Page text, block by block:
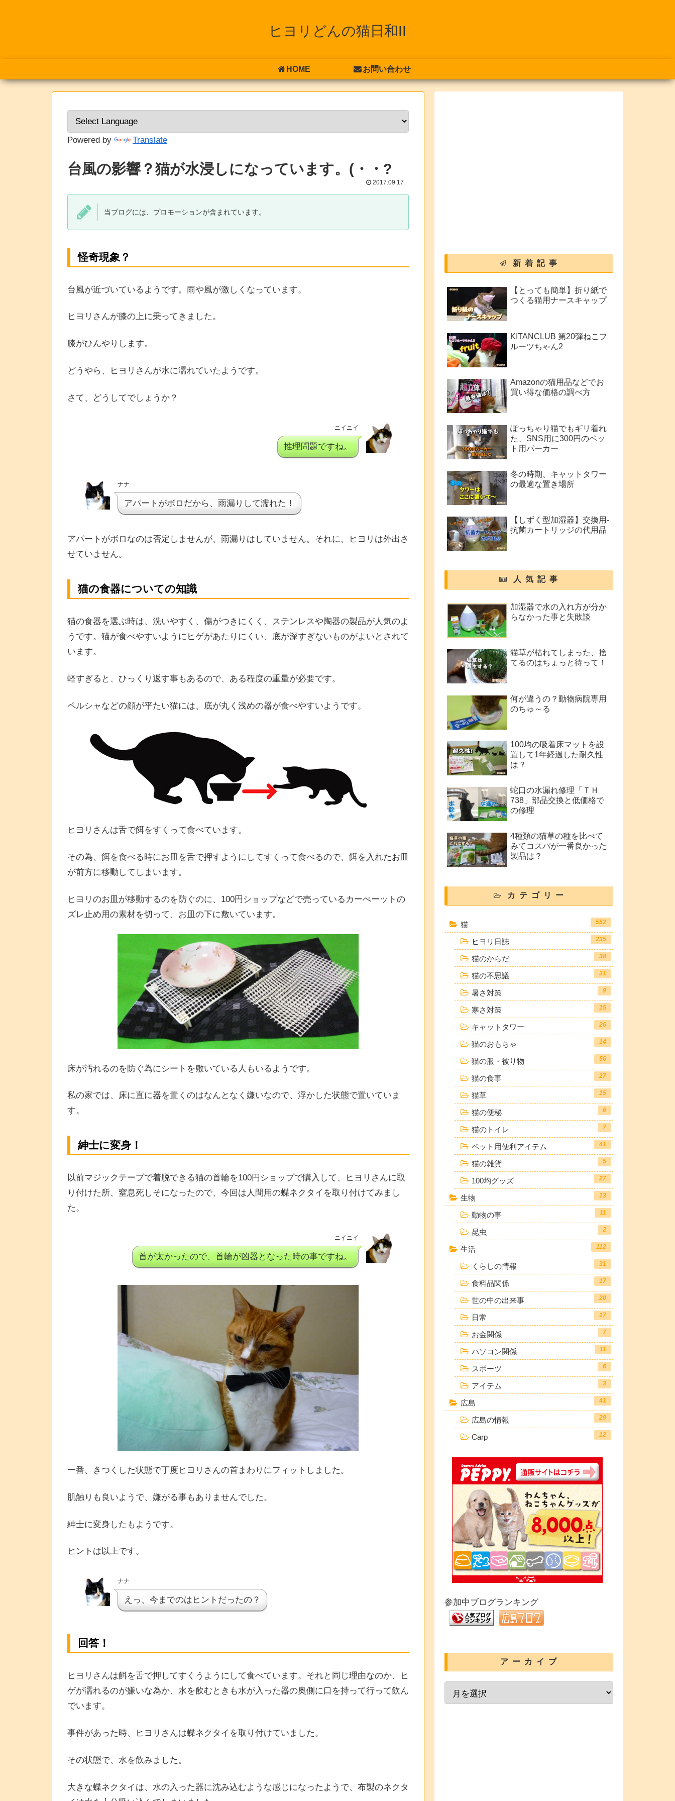
ヒヨリどんの猫日和II
HOME お問い合わせ
Powered by Translate
台風の影響？猫が水浸しになっています。(・・?
2017.09.17
当ブログには、プロモーションが含まれています。
怪奇現象？
台風が近づいているようです。雨や風が激しくなっています。
ヒヨリさんが膝の上に乗ってきました。
膝がひんやりします。
どうやら、ヒヨリさんが水に濡れていたようです。
さて、どうしてでしょうか？
ニイニイ
推理問題ですね。
ナナ
アパートがボロだから、雨漏りして濡れた！
アパートがボロなのは否定しませんが、雨漏りはしていません。それに、ヒヨリは外出さ
せていません。
猫の食器についての知識
猫の食器を選ぶ時は、洗いやすく、傷がつきにくく、ステンレスや陶器の製品が人気のよ
うです。猫が食べやすいようにヒゲがあたりにくい、底が深すぎないものがよいとされて
います。
軽すぎると、ひっくり返す事もあるので、ある程度の重量が必要です。
ペルシャなどの顔が平たい猫には、底が丸く浅めの器が食べやすいようです。
ヒヨリさんは舌で餌をすくって食べています。
その為、餌を食べる時にお皿を舌で押すようにしてすくって食べるので、餌を入れたお皿
が前方に移動してしまいます。
ヒヨリのお皿が移動するのを防ぐのに、100円ショップなどで売っているカーぺーットの
ズレ止め用の素材を切って、お皿の下に敷いています。
床が汚れるのを防ぐ為にシートを敷いている人もいるようです。
私の家では、床に直に器を置くのはなんとなく嫌いなので、浮かした状態で置いていま
す。
紳士に変身！
以前マジックテープで着脱できる猫の首輪を100円ショップで購入して、ヒヨリさんに取
り付けた所、窒息死しそになったので、今回は人間用の蝶ネクタイを取り付けてみまし
た。
ニイニイ
首が太かったので、首輪が凶器となった時の事ですね。
一番、きつくした状態で丁度ヒヨリさんの首まわりにフィットしました。
肌触りも良いようで、嫌がる事もありませんでした。
紳士に変身したもようです。
ヒントは以上です。
ナナ
えっ、今までのはヒントだったの？
回答！
ヒヨリさんは餌を舌で押してすくうようにして食べています。それと同じ理由なのか、ヒ
ゲが濡れるのが嫌いな為か、水を飲むときも水が入った器の奥側に口を持って行って飲ん
でいます。
事件があった時、ヒヨリさんは蝶ネクタイを取り付けていました。
その状態で、水を飲みました。
大きな蝶ネクタイは、水の入った器に沈み込むような感じになったようで、布製のネクタ
新着記事
【とっても簡単】折り紙で
つくる猫用ナースキャップ
KITANCLUB 第20弾ねこフ
ルーツちゃん2
Amazonの猫用品などでお
買い得な価格の調べ方
ぽっちゃり猫でもギリ着れ
た、SNS用に300円のペッ
ト用パーカー
冬の時期、キャットタワー
の最適な置き場所
【しずく型加湿器】交換用-
抗菌カートリッジの代用品
人気記事
加湿器で水の入れ方が分か
らなかった事と失敗談
猫草が枯れてしまった、捨
てるのはちょっと待って！
何が違うの？動物病院専用
のちゅ～る
100均の吸着床マットを設
置して1年経過した耐久性
は？
蛇口の水漏れ修理「ＴＨ
738」部品交換と低価格で
の修理
4種類の猫草の種を比べて
みてコスパが一番良かった
製品は？
カテゴリー
猫 552
ヒヨリ日誌 235
猫のからだ 38
猫の不思議 31
暑さ対策 9
寒さ対策 15
キャットタワー 26
猫のおもちゃ 14
猫の服・被り物 56
猫の食事 27
猫草 15
猫の便秘 6
猫のトイレ 7
ペット用便利アイテム 41
猫の雑貨 5
100均グッズ 27
生物 13
動物の事 11
昆虫 2
生活 112
くらしの情報 31
食料品関係 17
世の中の出来事 20
日常 17
お金関係 7
パソコン関係 11
スポーツ 6
アイテム 3
広島 41
広島の情報 29
Carp 12
参加中ブログランキング
アーカイブ